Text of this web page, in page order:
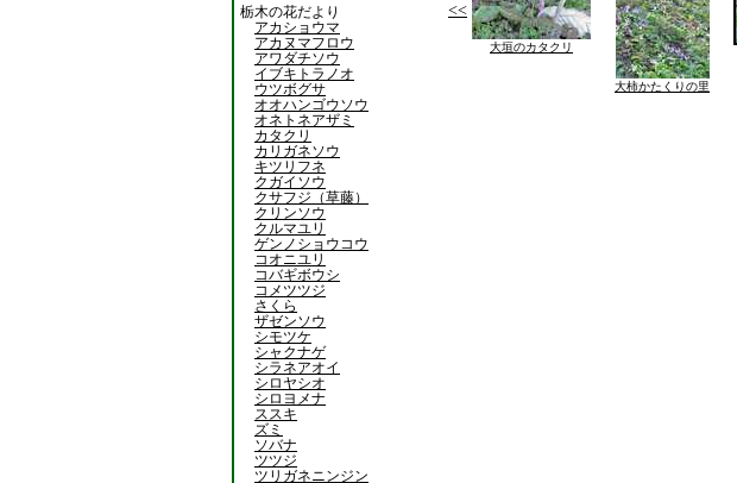
栃木の花だより
アカショウマ
アカヌマフロウ
アワダチソウ
イブキトラノオ
ウツボグサ
オオハンゴウソウ
オネトネアザミ
カタクリ
カリガネソウ
キツリフネ
クガイソウ
クサフジ（草藤）
クリンソウ
クルマユリ
ゲンノショウコウ
コオニユリ
コバギボウシ
コメツツジ
さくら
ザゼンソウ
シモツケ
シャクナゲ
シラネアオイ
シロヤシオ
シロヨメナ
ススキ
ズミ
ソバナ
ツツジ
ツリガネニンジン
<<
大垣のカタクリ
大柿かたくりの里